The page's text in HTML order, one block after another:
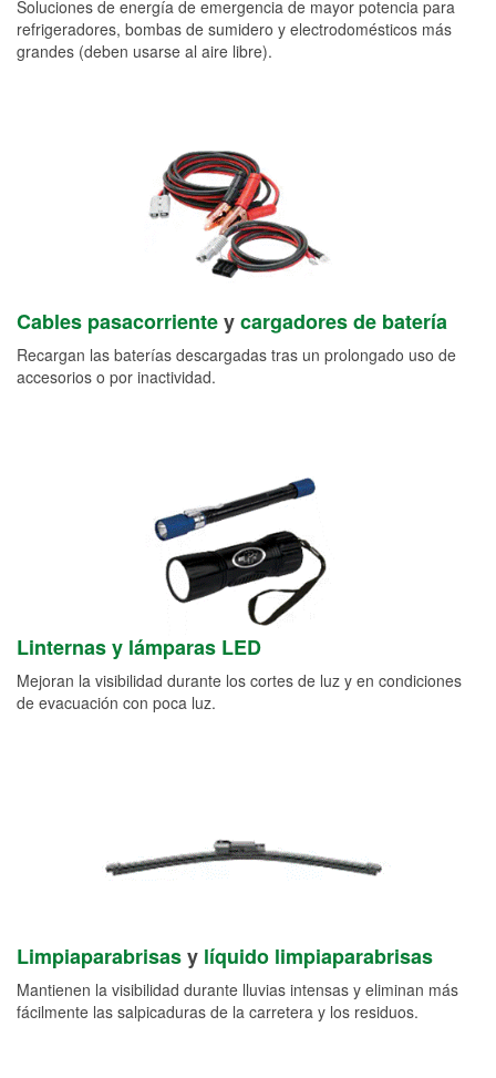
Soluciones de energía de emergencia de mayor potencia para
refrigeradores, bombas de sumidero y electrodomésticos más
grandes (deben usarse al aire libre).
Cables pasacorrienteycargadores de batería
Recargan las baterías descargadas tras un prolongado uso de
accesorios o por inactividad.
Linternas y lámparas LED
Mejoran la visibilidad durante los cortes de luz y en condiciones
de evacuación con poca luz.
Limpiaparabrisasy líquido limpiaparabrisas
Mantienen la visibilidad durante lluvias intensas y eliminan más
fácilmente las salpicaduras de la carretera y los residuos.